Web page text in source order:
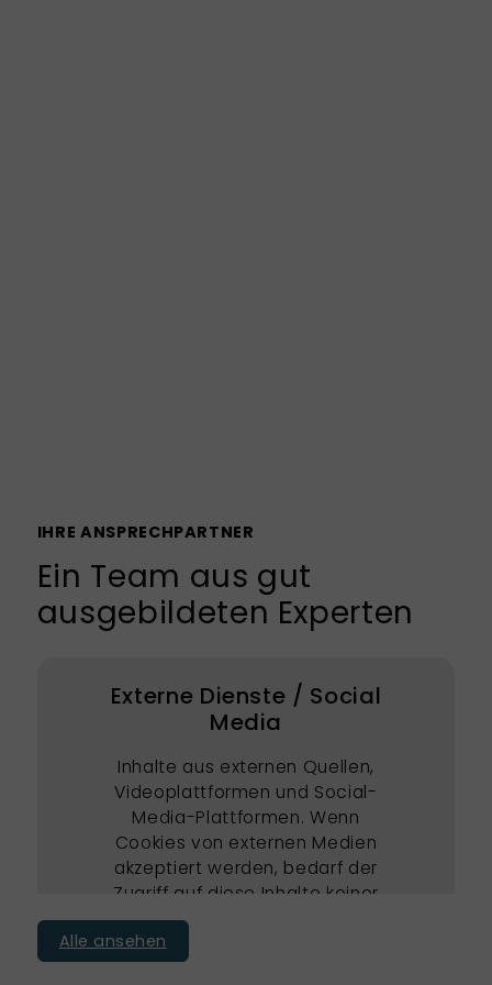
IHRE ANSPRECHPARTNER
Ein Team aus gut
ausgebildeten Experten
Externe Dienste / Social
Media
Inhalte aus externen Quellen,
Videoplattformen und Social-
Media-Plattformen. Wenn
Cookies von externen Medien
akzeptiert werden, bedarf der
Zugriff auf diese Inhalte keiner
manuellen Zustimmung mehr
Alle ansehen